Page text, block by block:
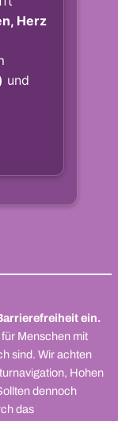
ein.
Menschen mit
sind. Wir achten
Hohen
dennoch
das